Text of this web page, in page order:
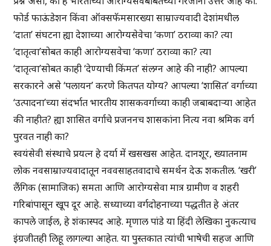
फोर्ड फाऊंडेशन किंवा ऑक्सफॅमसारख्या साम्राज्यवादी देशांमधील
‘दाता’ संघटना ह्या देशाच्या आरोग्यसेवेचा ‘कणा’ ठराव्या का? त्या
‘दातृत्वा’सोबत काही आरोग्यसवेचा ‘कणा’ ठराव्या का? त्या
‘दातृत्वा’सोबत काही ‘देण्याची किंमत’ संलग्न आहे की नाही? आपल्या
सरकारने असे ‘पलायन’ करणे कितपत योग्य? आपल्या ‘शासित’ वर्गाच्या
‘उत्पादना’च्या संदर्भात भारतीय शासकवर्गाच्या काही जबाबदाऱ्या आहेत
की नाहीत? ह्या शासित वर्गाचे प्रजननच शासकांना नित्य नवा श्रमिक वर्ग
पुरवत नाही का?
स्वयंसेवी संस्थाचे प्रयत्न हे दर्या में खसखस आहेत. दानशूर, ख्यातनाम
लोक नवसाम्राज्यवादातून नववसाहतवादाचे समर्थन देऊ शकतील. ‘खरी’
लैंगिक (सामाजिक) समता आणि आरोग्यसेवा मात्र ग्रामीण व शहरी
गरिबांपासून खूप दूर आहे. सध्याच्या वर्गदोहनाच्या पद्धतीत हे अंतर
कापले जाईल, हे शंकास्पद आहे. मृणाल पांडे या हिंदी लेखिका नुकत्याच
इंग्रजीतही लिहू लागल्या आहेत. या पुस्तकात त्यांची भाषेची सहज आणि